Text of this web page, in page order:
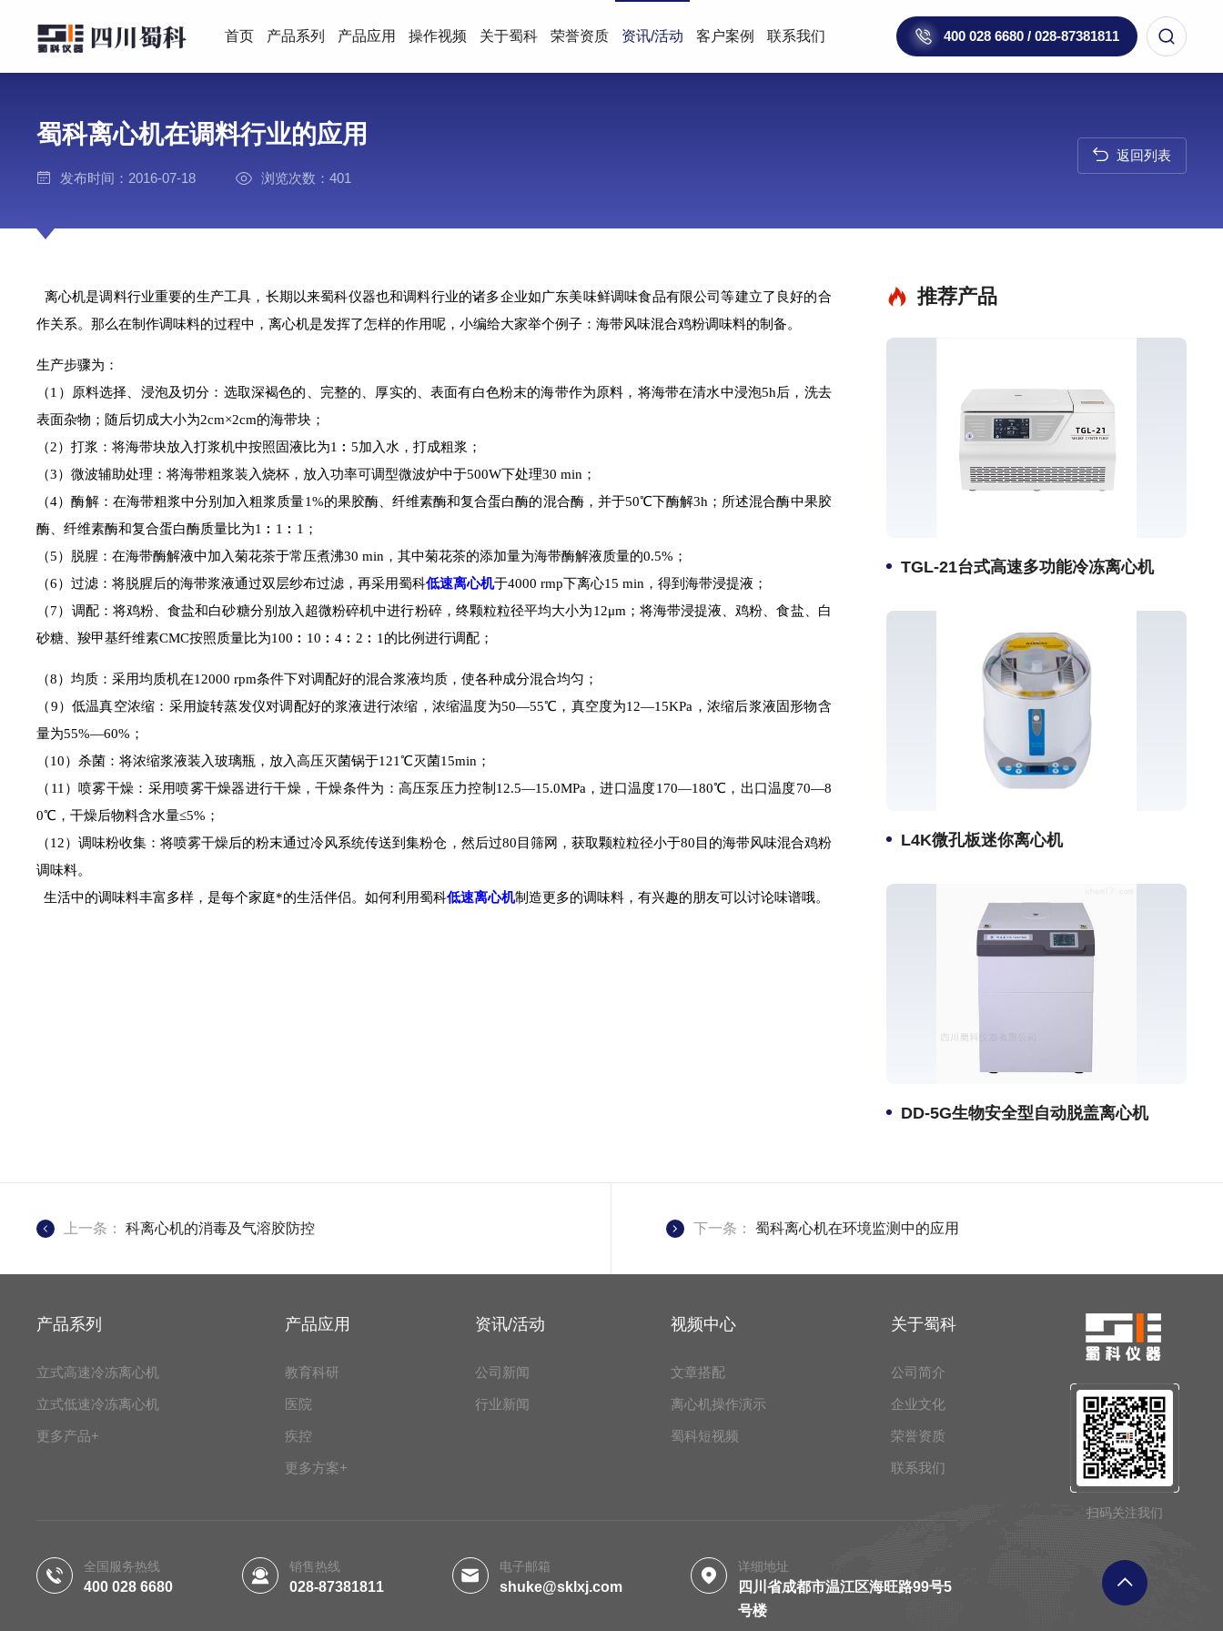
400 028 6680 / 028-87381811
首页 产品系列 产品应用 操作视频 关于蜀科 荣誉资质 资讯/活动 客户案例 联系我们
蜀科离心机在调料行业的应用
发布时间：2016-07-18 浏览次数：401
返回列表
离心机是调料行业重要的生产工具，长期以来蜀科仪器也和调料行业的诸多企业如广东美味鲜调味食品有限公司等建立了良好的合
作关系。那么在制作调味料的过程中，离心机是发挥了怎样的作用呢，小编给大家举个例子：海带风味混合鸡粉调味料的制备。
生产步骤为：
（1）原料选择、浸泡及切分：选取深褐色的、完整的、厚实的、表面有白色粉末的海带作为原料，将海带在清水中浸泡5h后，洗去
表面杂物；随后切成大小为2cm×2cm的海带块；
（2）打浆：将海带块放入打浆机中按照固液比为1︰5加入水，打成粗浆；
（3）微波辅助处理：将海带粗浆装入烧杯，放入功率可调型微波炉中于500W下处理30 min；
（4）酶解：在海带粗浆中分别加入粗浆质量1%的果胶酶、纤维素酶和复合蛋白酶的混合酶，并于50℃下酶解3h；所述混合酶中果胶
酶、纤维素酶和复合蛋白酶质量比为1︰1︰1；
（5）脱腥：在海带酶解液中加入菊花茶于常压煮沸30 min，其中菊花茶的添加量为海带酶解液质量的0.5%；
（6）过滤：将脱腥后的海带浆液通过双层纱布过滤，再采用蜀科低速离心机于4000 rmp下离心15 min，得到海带浸提液；
（7）调配：将鸡粉、食盐和白砂糖分别放入超微粉碎机中进行粉碎，终颗粒粒径平均大小为12μm；将海带浸提液、鸡粉、食盐、白
砂糖、羧甲基纤维素CMC按照质量比为100︰10︰4︰2︰1 的比例进行调配；
（8）均质：采用均质机在12000 rpm条件下对调配好的混合浆液均质，使各种成分混合均匀；
（9）低温真空浓缩：采用旋转蒸发仪对调配好的浆液进行浓缩，浓缩温度为50—55℃，真空度为12—15KPa，浓缩后浆液固形物含
量为55%—60%；
（10）杀菌：将浓缩浆液装入玻璃瓶，放入高压灭菌锅于121℃灭菌15min；
（11）喷雾干燥：采用喷雾干燥器进行干燥，干燥条件为：高压泵压力控制12.5—15.0MPa，进口温度170—180℃，出口温度70—8
0℃，干燥后物料含水量≤5%；
（12）调味粉收集：将喷雾干燥后的粉末通过冷风系统传送到集粉仓，然后过80目筛网，获取颗粒粒径小于80目的海带风味混合鸡粉
调味料。
生活中的调味料丰富多样，是每个家庭*的生活伴侣。如何利用蜀科低速离心机制造更多的调味料，有兴趣的朋友可以讨论味谱哦。
推荐产品
TGL-21台式高速多功能冷冻离心机
L4K微孔板迷你离心机
DD-5G生物安全型自动脱盖离心机
上一条：科离心机的消毒及气溶胶防控 下一条： 蜀科离心机在环境监测中的应用
产品系列
立式高速冷冻离心机
立式低速冷冻离心机
更多产品+
产品应用
教育科研
医院
疾控
更多方案+
资讯/活动
公司新闻
行业新闻
视频中心
文章搭配
离心机操作演示
蜀科短视频
关于蜀科
公司简介
企业文化
荣誉资质
联系我们
全国服务热线
400 028 6680
销售热线
028-87381811
电子邮箱
shuke@sklxj.com
详细地址
四川省成都市温江区海旺路99号5
号楼
扫码关注我们